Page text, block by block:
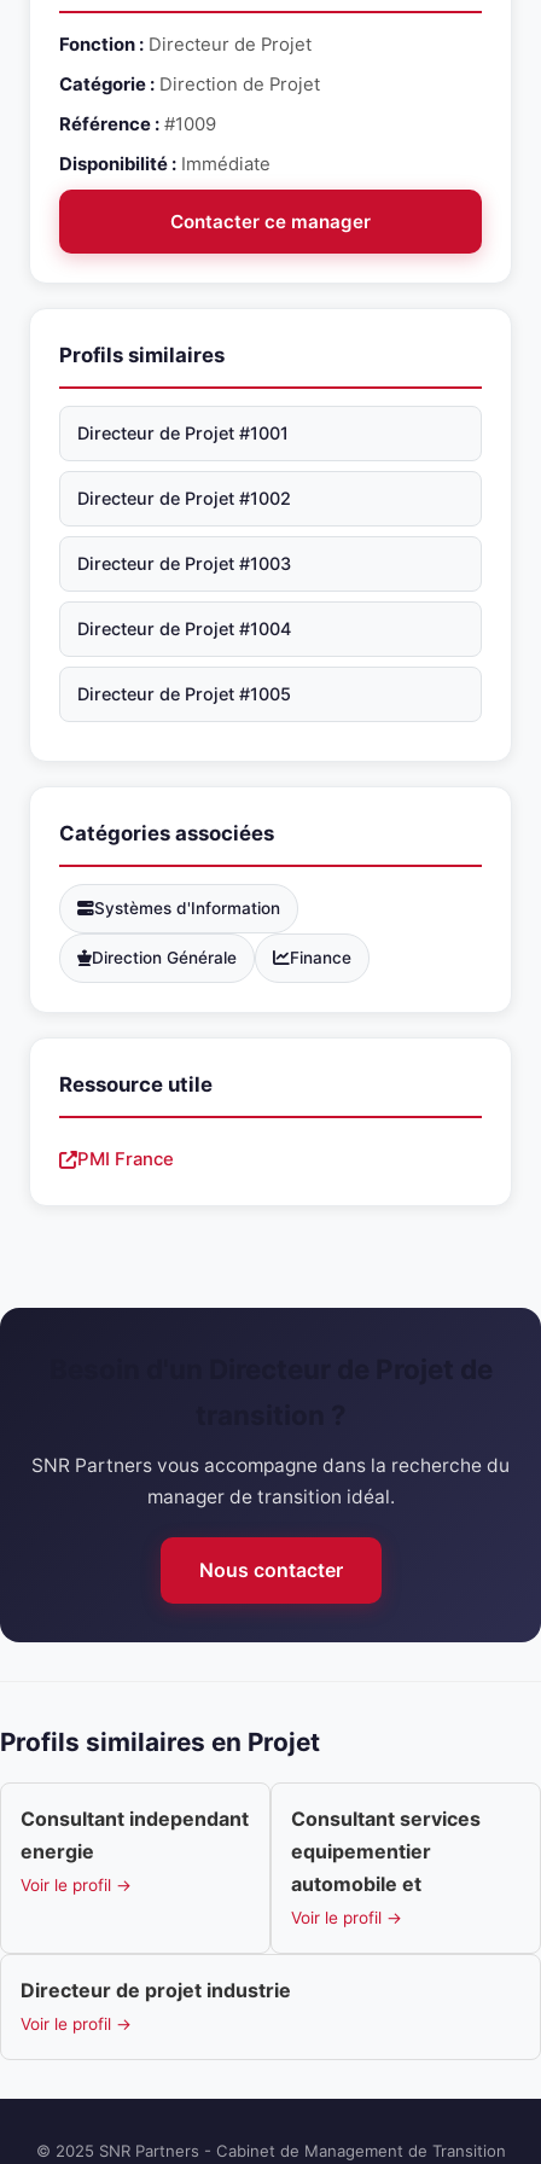
Fonction : Directeur de Projet
Catégorie : Direction de Projet
Référence : #1009
Disponibilité : Immédiate
Contacter ce manager
Profils similaires
Directeur de Projet #1001
Directeur de Projet #1002
Directeur de Projet #1003
Directeur de Projet #1004
Directeur de Projet #1005
Catégories associées
Systèmes d'Information
Direction Générale Finance
Ressource utile
PMI France
SNR Partners vous accompagne dans la recherche du
manager de transition idéal.
Nous contacter
Profils similaires en Projet
Consultant independant
energie
Voir le profil →
Consultant services
equipementier
automobile et
Voir le profil →
Directeur de projet industrie
Voir le profil →
© 2025 SNR Partners - Cabinet de Management de Transition